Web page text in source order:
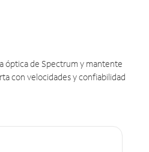
óptica de Spectrum y mantente
con velocidades y confiabilidad